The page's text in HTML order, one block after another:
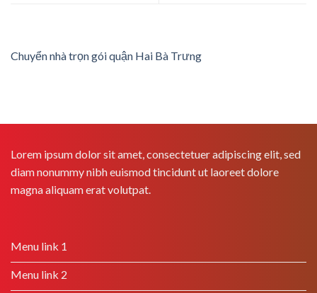
Chuyển nhà trọn gói quận Hai Bà Trưng
Lorem ipsum dolor sit amet, consectetuer adipiscing elit, sed
diam nonummy nibh euismod tincidunt ut laoreet dolore
magna aliquam erat volutpat.
Menu link 1
Menu link 2